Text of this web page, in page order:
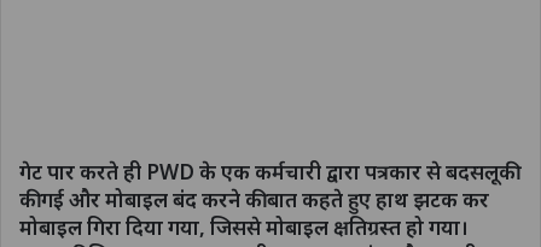
गेट पार करते ही PWD के एक कर्मचारी द्वारा पत्रकार से बदसलूकी
की गई और मोबाइल बंद करने की बात कहते हुए हाथ झटक कर
मोबाइल गिरा दिया गया, जिससे मोबाइल क्षतिग्रस्त हो गया।